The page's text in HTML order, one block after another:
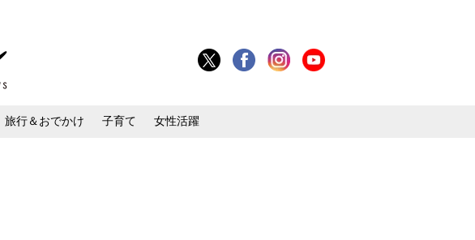
旅行＆おでかけ 子育て 女性活躍